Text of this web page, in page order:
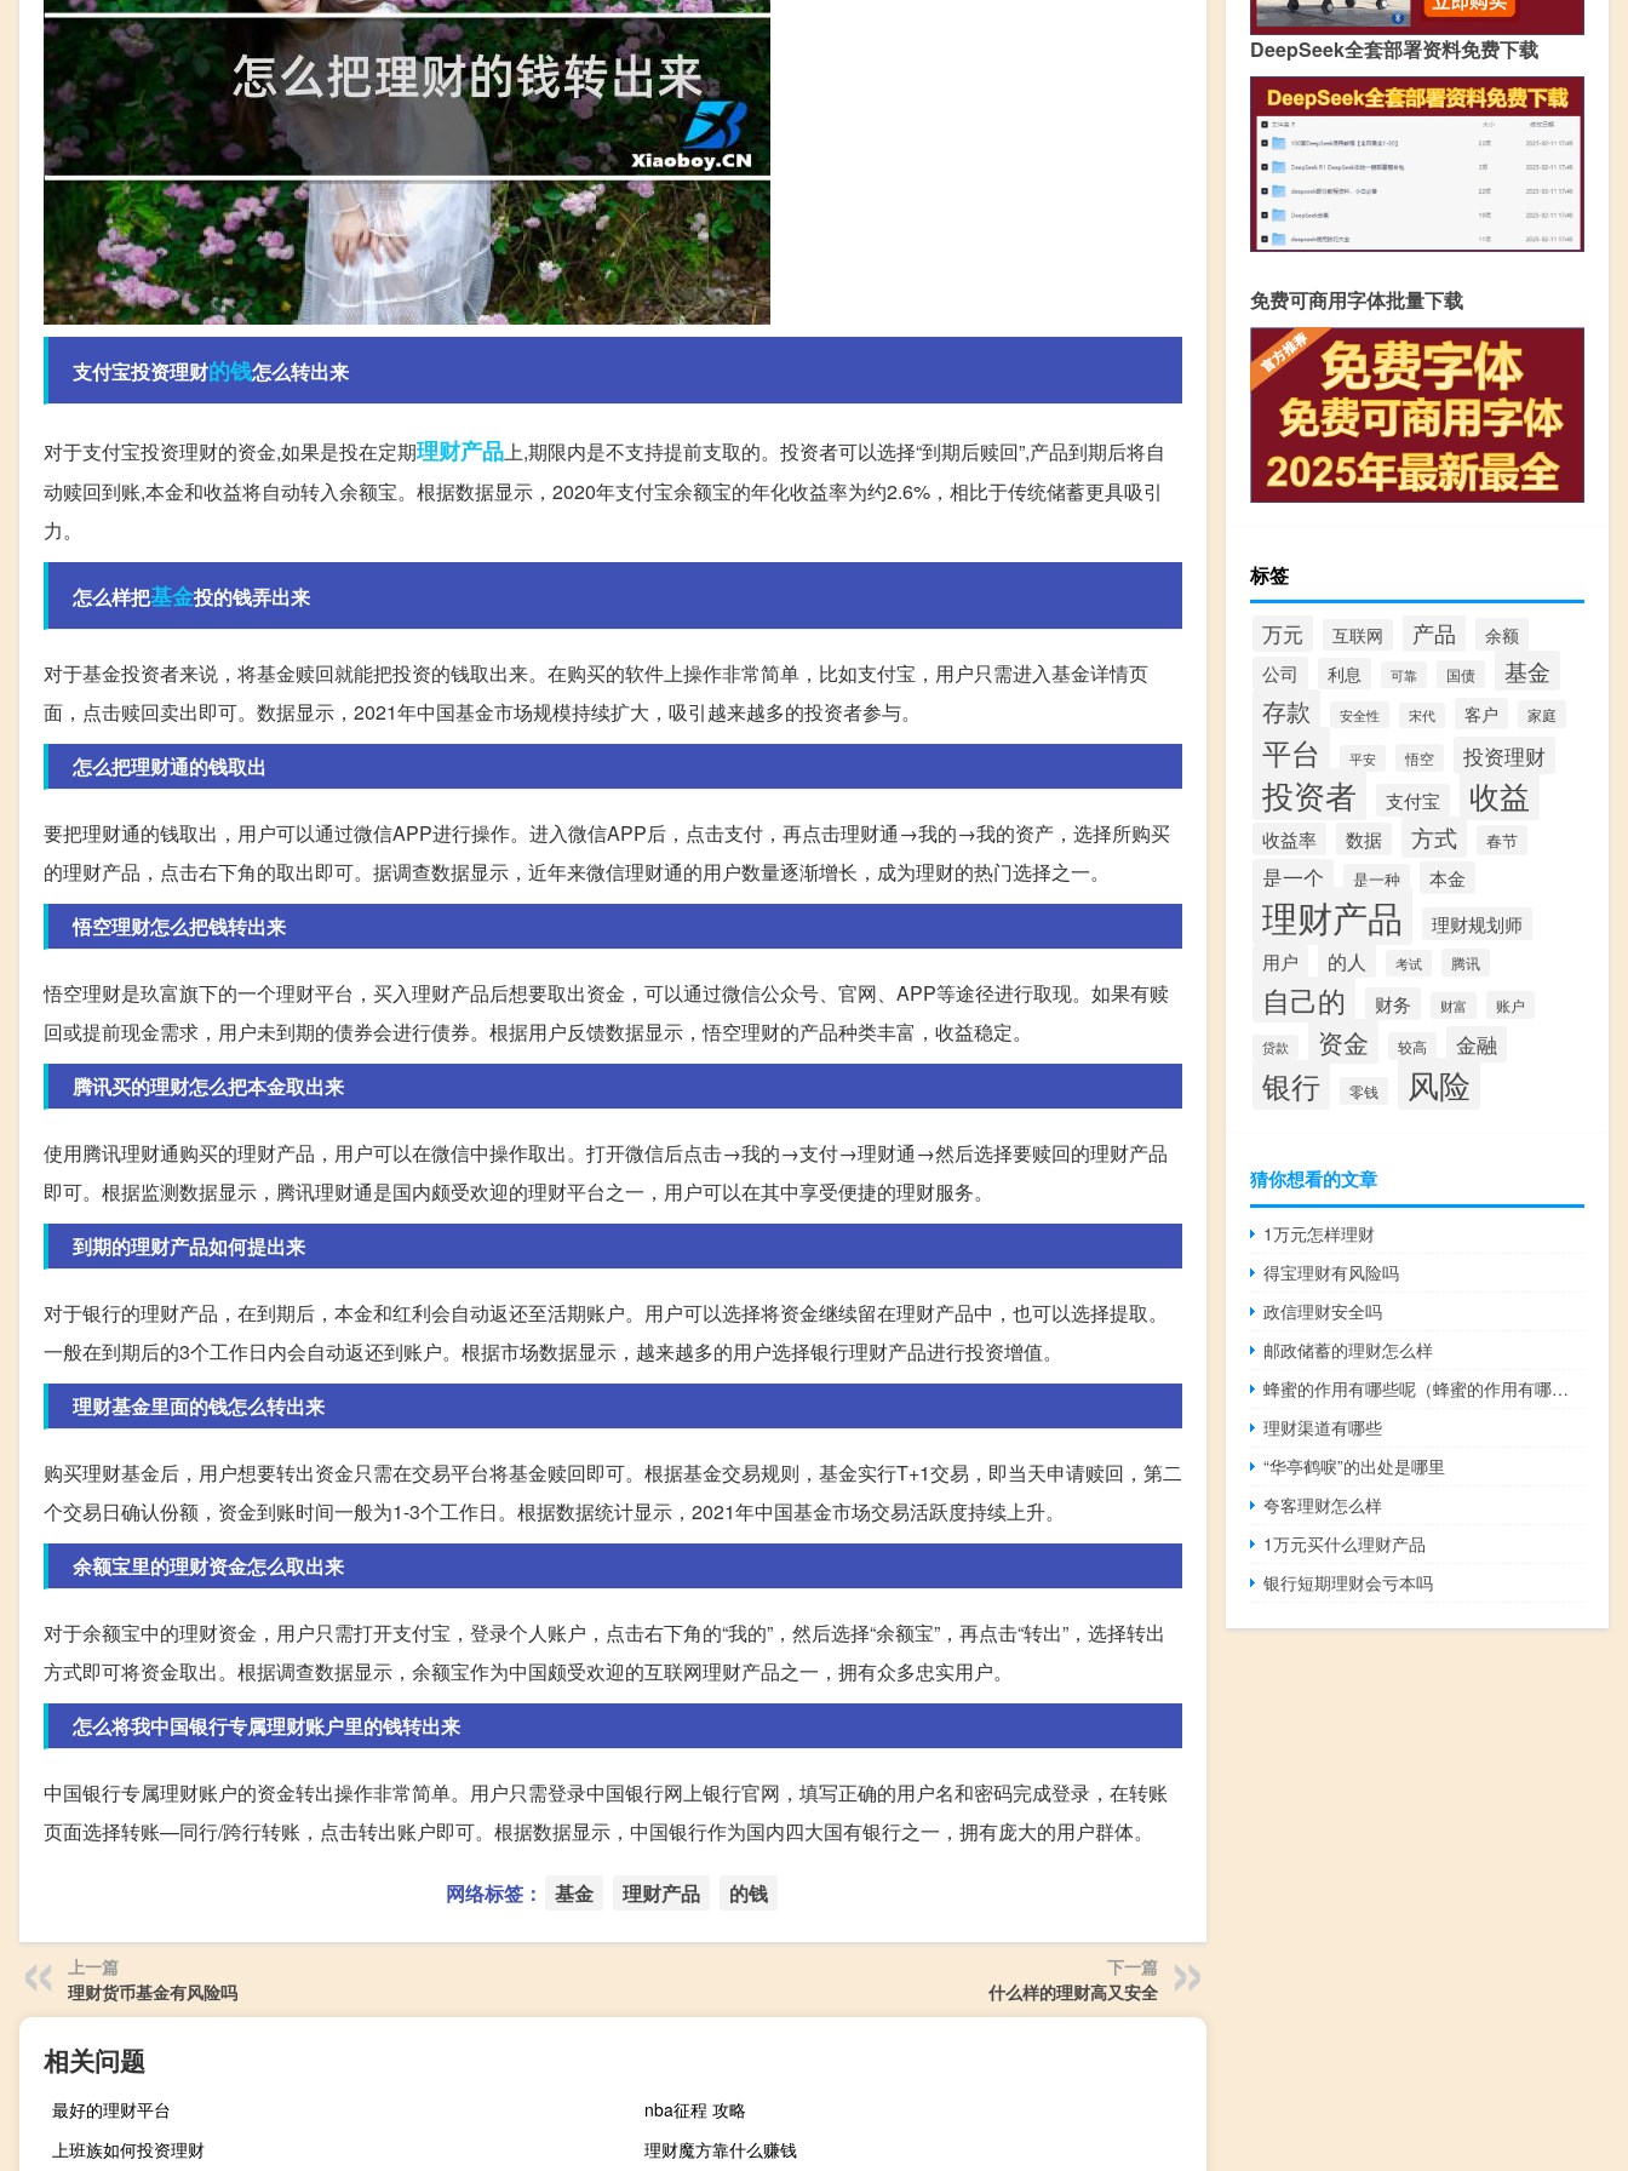
支付宝投资理财的钱怎么转出来
对于支付宝投资理财的资金,如果是投在定期理财产品上,期限内是不支持提前支取的。投资者可以选择“到期后赎回”,产品到期后将自
动赎回到账,本金和收益将自动转入余额宝。根据数据显示，2020年支付宝余额宝的年化收益率为约2.6%，相比于传统储蓄更具吸引
力。
怎么样把基金投的钱弄出来
对于基金投资者来说，将基金赎回就能把投资的钱取出来。在购买的软件上操作非常简单，比如支付宝，用户只需进入基金详情页
面，点击赎回卖出即可。数据显示，2021年中国基金市场规模持续扩大，吸引越来越多的投资者参与。
怎么把理财通的钱取出
要把理财通的钱取出，用户可以通过微信APP进行操作。进入微信APP后，点击支付，再点击理财通→我的→我的资产，选择所购买
的理财产品，点击右下角的取出即可。据调查数据显示，近年来微信理财通的用户数量逐渐增长，成为理财的热门选择之一。
悟空理财怎么把钱转出来
悟空理财是玖富旗下的一个理财平台，买入理财产品后想要取出资金，可以通过微信公众号、官网、APP等途径进行取现。如果有赎
回或提前现金需求，用户未到期的债券会进行债券。根据用户反馈数据显示，悟空理财的产品种类丰富，收益稳定。
腾讯买的理财怎么把本金取出来
使用腾讯理财通购买的理财产品，用户可以在微信中操作取出。打开微信后点击→我的→支付→理财通→然后选择要赎回的理财产品
即可。根据监测数据显示，腾讯理财通是国内颇受欢迎的理财平台之一，用户可以在其中享受便捷的理财服务。
到期的理财产品如何提出来
对于银行的理财产品，在到期后，本金和红利会自动返还至活期账户。用户可以选择将资金继续留在理财产品中，也可以选择提取。
一般在到期后的3个工作日内会自动返还到账户。根据市场数据显示，越来越多的用户选择银行理财产品进行投资增值。
理财基金里面的钱怎么转出来
购买理财基金后，用户想要转出资金只需在交易平台将基金赎回即可。根据基金交易规则，基金实行T+1交易，即当天申请赎回，第二
个交易日确认份额，资金到账时间一般为1-3个工作日。根据数据统计显示，2021年中国基金市场交易活跃度持续上升。
余额宝里的理财资金怎么取出来
对于余额宝中的理财资金，用户只需打开支付宝，登录个人账户，点击右下角的“我的”，然后选择“余额宝”，再点击“转出”，选择转出
方式即可将资金取出。根据调查数据显示，余额宝作为中国颇受欢迎的互联网理财产品之一，拥有众多忠实用户。
怎么将我中国银行专属理财账户里的钱转出来
中国银行专属理财账户的资金转出操作非常简单。用户只需登录中国银行网上银行官网，填写正确的用户名和密码完成登录，在转账
页面选择转账—同行/跨行转账，点击转出账户即可。根据数据显示，中国银行作为国内四大国有银行之一，拥有庞大的用户群体。
网络标签： 基金 理财产品 的钱
上一篇
理财货币基金有风险吗
下一篇
什么样的理财高又安全
相关问题
最好的理财平台
nba征程 攻略
上班族如何投资理财
理财魔方靠什么赚钱
DeepSeek全套部署资料免费下载
免费可商用字体批量下载
标签
万元 互联网 产品
余额
公司
利息 可靠 国债 基金
存款 安全性 宋代 客户 家庭
平台 平安 悟空 投资理财
投资者 支付宝 收益
收益率 数据 方式 春节
是一个 是一种 本金
理财产品
理财规划师
用户
的人 考试 腾讯
自己的 财务 财富 账户
贷款 资金 较高 金融
银行 零钱 风险
猜你想看的文章
1万元怎样理财
得宝理财有风险吗
政信理财安全吗
邮政储蓄的理财怎么样
蜂蜜的作用有哪些呢（蜂蜜的作用有哪些）
理财渠道有哪些
“华亭鹤唳”的出处是哪里
夸客理财怎么样
1万元买什么理财产品
银行短期理财会亏本吗